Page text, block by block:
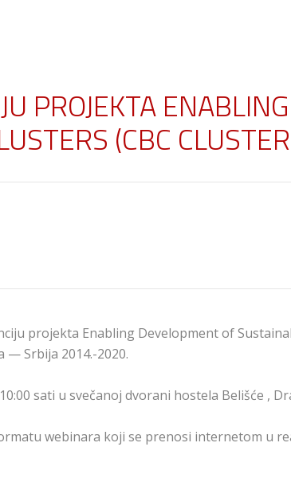
PROJEKTA
(CBC
projekta Enabling Development of
Srbija 2014.-2020.
sati u svečanoj dvorani hostela Belišće ,
webinara koji se prenosi internetom u